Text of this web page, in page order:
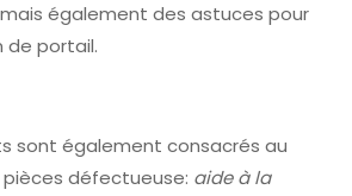
également des astuces pour
portail.
sont également consacrés au
défectueuse: aide à la